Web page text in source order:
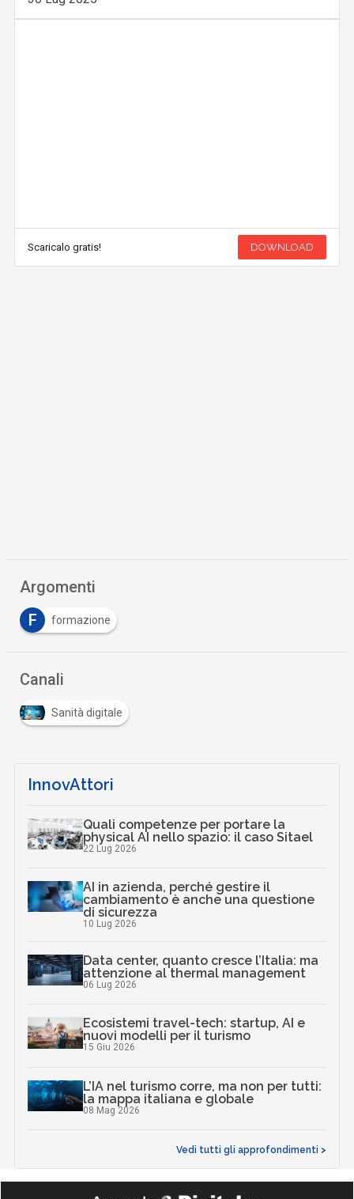
Scaricalo gratis! DOWNLOAD
Argomenti
F
formazione
Canali
Sanità digitale
InnovAttori
Quali competenze per portare la
physical AI nello spazio: il caso Sitael
22 Lug 2026
AI in azienda, perché gestire il
cambiamento è anche una questione
di sicurezza
10 Lug 2026
Data center, quanto cresce l’Italia: ma
attenzione al thermal management
06 Lug 2026
Ecosistemi travel-tech: startup, AI e
nuovi modelli per il turismo
15 Giu 2026
L’IA nel turismo corre, ma non per tutti:
la mappa italiana e globale
08 Mag 2026
Vedi tutti gli approfondimenti >